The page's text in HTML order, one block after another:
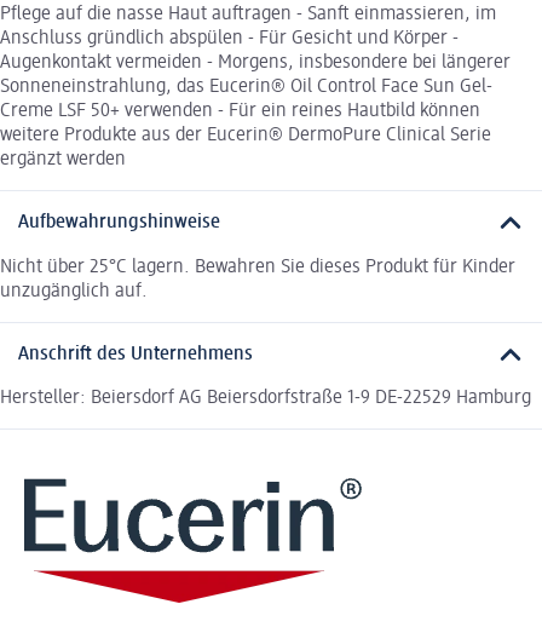
Pflege auf die nasse Haut auftragen - Sanft einmassieren, im
Anschluss gründlich abspülen - Für Gesicht und Körper -
Augenkontakt vermeiden - Morgens, insbesondere bei längerer
Sonneneinstrahlung, das Eucerin® Oil Control Face Sun Gel-
Creme LSF 50+ verwenden - Für ein reines Hautbild können
weitere Produkte aus der Eucerin® DermoPure Clinical Serie
ergänzt werden
Aufbewahrungshinweise
Nicht über 25°C lagern. Bewahren Sie dieses Produkt für Kinder
unzugänglich auf.
Anschrift des Unternehmens
Hersteller: Beiersdorf AG Beiersdorfstraße 1-9 DE-22529 Hamburg